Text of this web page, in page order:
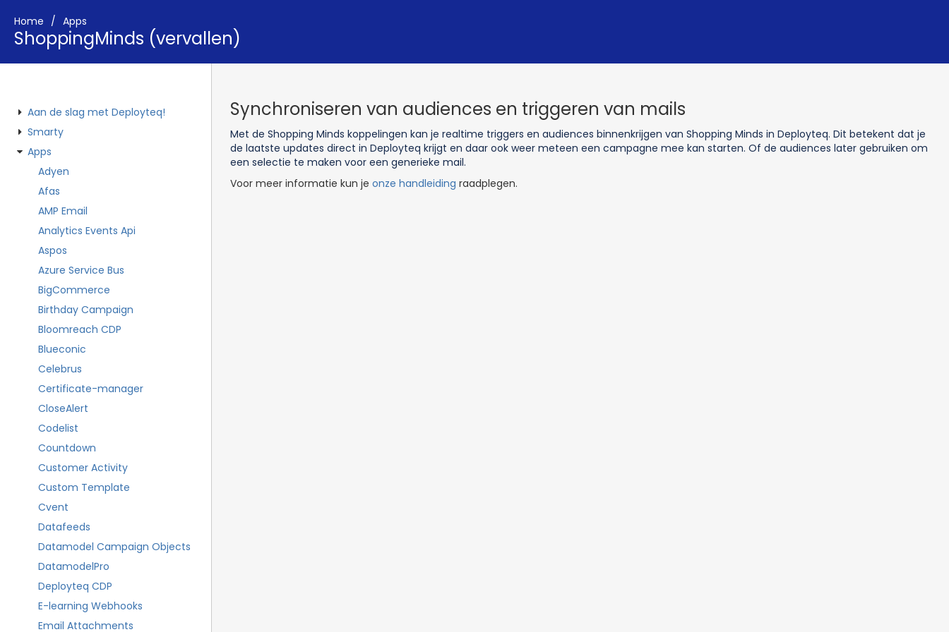
Home Apps
ShoppingMinds (vervallen)
Aan de slag met Deployteq!
Smarty
Apps
Adyen
Afas
AMP Email
Analytics Events Api
Aspos
Azure Service Bus
BigCommerce
Birthday Campaign
Bloomreach CDP
Blueconic
Celebrus
Certificate-manager
CloseAlert
Codelist
Countdown
Customer Activity
Custom Template
Cvent
Datafeeds
Datamodel Campaign Objects
DatamodelPro
Deployteq CDP
E-learning Webhooks
Email Attachments
Synchroniseren van audiences en triggeren van mails
Met de Shopping Minds koppelingen kan je realtime triggers en audiences binnenkrijgen van Shopping Minds in Deployteq. Dit betekent dat je
de laatste updates direct in Deployteq krijgt en daar ook weer meteen een campagne mee kan starten. Of de audiences later gebruiken om
een selectie te maken voor een generieke mail.
Voor meer informatie kun je onze handleiding raadplegen.